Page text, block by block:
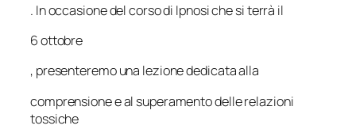
. In occasione del corso di Ipnosi che si terrà il
6 ottobre
, presenteremo una lezione dedicata alla
comprensione e al superamento delle relazioni
tossiche